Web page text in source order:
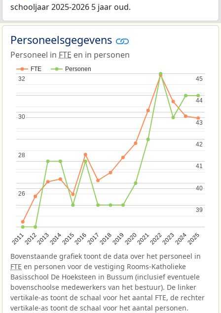
schooljaar 2025-2026 5 jaar oud.
Personeelsgegevens
Personeel in FTE en in personen
FTE Personen
201120122013201420152016201720182019202020212022202320242025
26
26
28
28
30
30
32
32
39
39
40
40
41
41
42
42
43
43
44
44
45
45
Bovenstaande grafiek toont de data over het personeel in
FTE en personen voor de vestiging Rooms-Katholieke
Basisschool De Hoeksteen in Bussum (inclusief eventuele
bovenschoolse medewerkers van het bestuur). De linker
vertikale-as toont de schaal voor het aantal FTE, de rechter
vertikale-as toont de schaal voor het aantal personen.